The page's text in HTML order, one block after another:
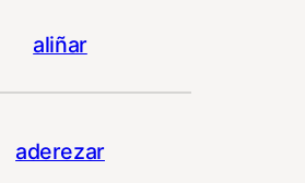
aliñar
aderezar